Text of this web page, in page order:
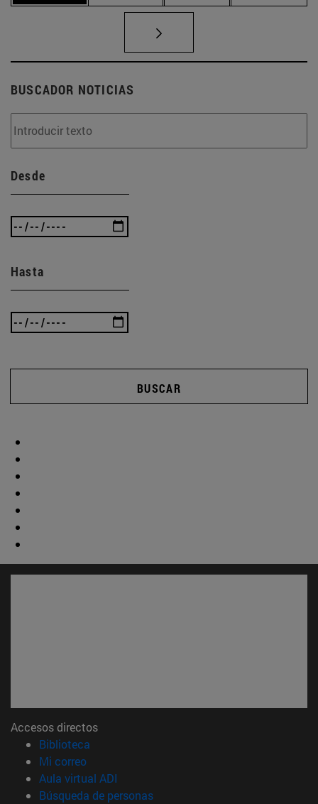
BUSCADOR NOTICIAS
Desde
Hasta
BUSCAR
Accesos directos
Biblioteca
Mi correo(abre en nueva ventana)
Aula virtual ADI
Búsqueda de personas(abre en nueva ventana)